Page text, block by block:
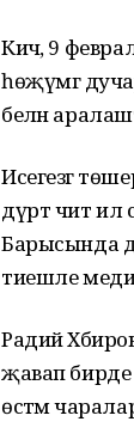
Кичә, 9
һөҗүмгә
белән
Исегезгә
дүрт чит ил
Барысында да
тиешле
Радий
җавап бирде
өстәмә